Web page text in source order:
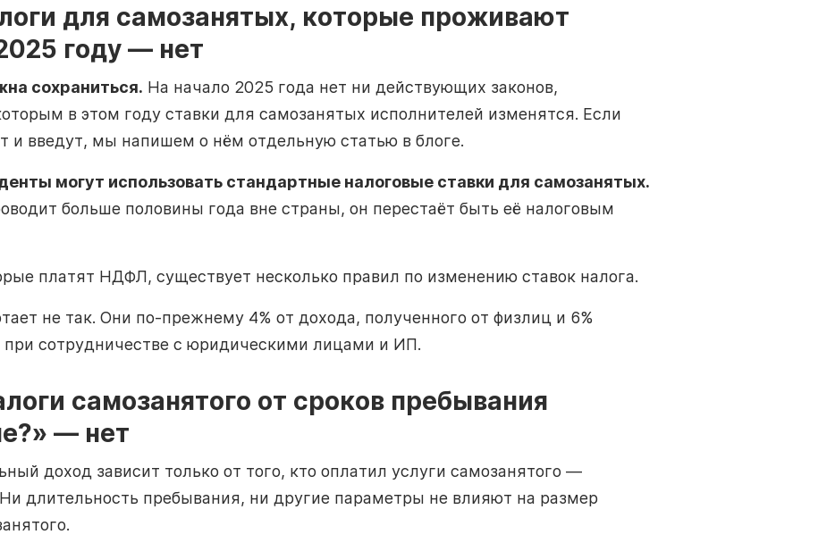
для самозанятых, которые проживают
году — нет
сохраниться. На начало 2025 года нет ни действующих законов,
в этом году ставки для самозанятых исполнителей изменятся. Если
и введут, мы напишем о нём отдельную статью в блоге.
могут использовать стандартные налоговые ставки для самозанятых.
больше половины года вне страны, он перестаёт быть её налоговым
платят НДФЛ, существует несколько правил по изменению ставок налога.
не так. Они по-прежнему 4% от дохода, полученного от физлиц и 6%
при сотрудничестве с юридическими лицами и ИП.
самозанятого от сроков пребывания
— нет
доход зависит только от того, кто оплатил услуги самозанятого —
длительность пребывания, ни другие параметры не влияют на размер